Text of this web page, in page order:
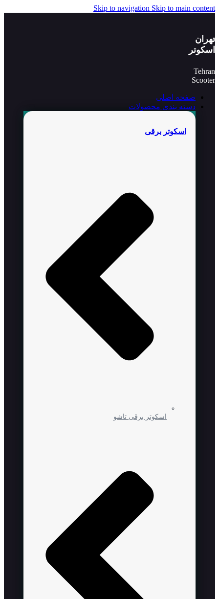
Skip to navigation Skip to main content
تهران
اسکوتر
Tehran
Scooter
صفحه اصلی
دسته بندی محصولات
اسکوتر برقی
اسکوتر برقی تاشو